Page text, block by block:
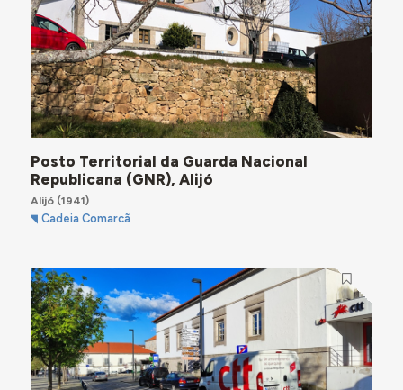
Posto Territorial da Guarda Nacional
Republicana (GNR), Alijó
Alijó(1941)
Cadeia Comarcã